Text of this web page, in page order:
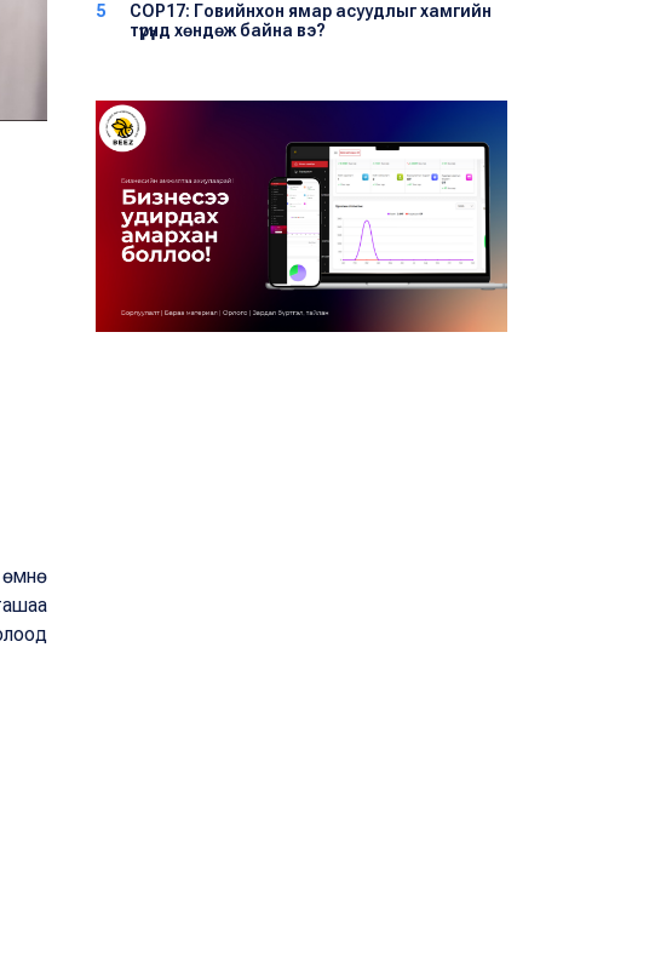
өмнө
5
COP17: Говийнхон ямар асуудлыг хамгийн
түрүүнд хөндөж байна вэ?